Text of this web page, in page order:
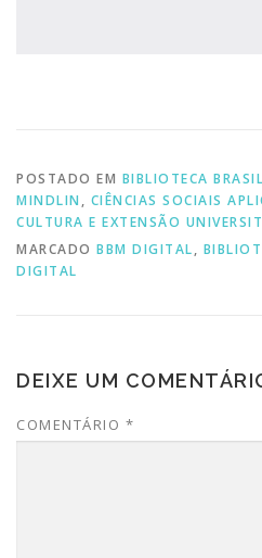
POSTADO EM BIBLIOTECA
MINDLIN , CIÊNCIAS SOCIAIS
CULTURA E EXTENSÃO
MARCADO BBM DIGITAL,
DIGITAL
DEIXE UM
COMENTÁRIO *